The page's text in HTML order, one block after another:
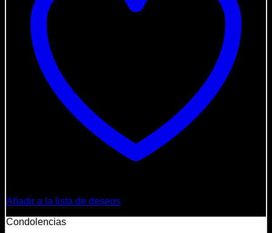
Añadir a la lista de deseos
Condolencias